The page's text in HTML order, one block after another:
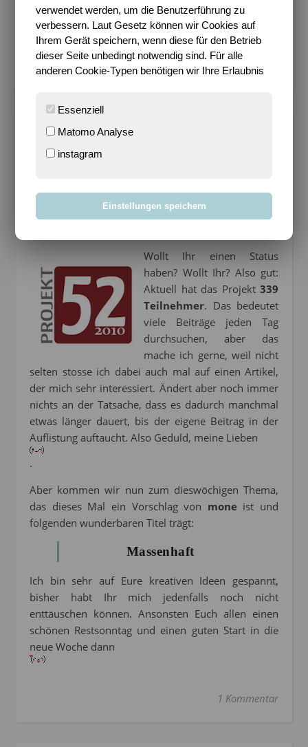
Bloggen mit Leidenschaft seit 14.03.2004
Cookie-Einstellungen verwalten
Wochenthema
Wollt Ihr einen Status
haben? Wollt Ihr? Also gut:
Aktuell hat das Projekt 339
Teilnehmer. Das bedeutet
viele Beiträge jeden Tag
durchsuchen, aber das
mache ich gerne, weil nicht
selten stosse ich dabei auch mal auf einen Artikel,
der mich sehr interessiert. Ändert aber noch immer
nichts an der Tatsache, dass es dadurch manchmal
etwas länger dauert, bis der eigene Beitrag in der
Auflistung auftaucht. Also Geduld, meine Lieben
.
Aber kommen wir nun zum dieswöchigen Thema,
das dieses Mal ein Vorschlag von mone ist und
folgenden wunderbaren Titel trägt:
Massenhaft
Ich bin sehr auf Eure kreativen Ideen gespannt,
bisher habt Ihr mich jedenfalls noch nicht
enttäuschen können. Ansonsten Euch allen einen
schönen Restsonntag und einen guten Start in die
neue Woche dann
1 Kommentar
verwendet werden, um die Benutzerführung zu
verbessern. Laut Gesetz können wir Cookies auf
Ihrem Gerät speichern, wenn diese für den Betrieb
dieser Seite unbedingt notwendig sind. Für alle
anderen Cookie-Typen benötigen wir Ihre Erlaubnis
Essenziell
Matomo Analyse
instagram
Einstellungen speichern